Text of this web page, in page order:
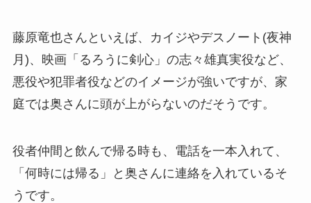
藤原竜也さんといえば、カイジやデスノート(夜神
月)、映画「るろうに剣心」の志々雄真実役など、
悪役や犯罪者役などのイメージが強いですが、家
庭では奥さんに頭が上がらないのだそうです。
役者仲間と飲んで帰る時も、電話を一本入れて、
「何時には帰る」と奥さんに連絡を入れているそ
うです。